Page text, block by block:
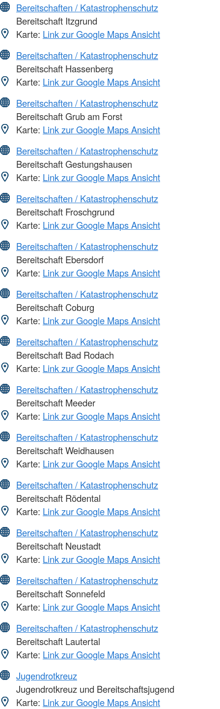
Bereitschaften / Katastrophenschutz
Bereitschaft Itzgrund
Karte: Link zur Google Maps Ansicht
Bereitschaften / Katastrophenschutz
Bereitschaft Hassenberg
Karte: Link zur Google Maps Ansicht
Bereitschaften / Katastrophenschutz
Bereitschaft Grub am Forst
Karte: Link zur Google Maps Ansicht
Bereitschaften / Katastrophenschutz
Bereitschaft Gestungshausen
Karte: Link zur Google Maps Ansicht
Bereitschaften / Katastrophenschutz
Bereitschaft Froschgrund
Karte: Link zur Google Maps Ansicht
Bereitschaften / Katastrophenschutz
Bereitschaft Ebersdorf
Karte: Link zur Google Maps Ansicht
Bereitschaften / Katastrophenschutz
Bereitschaft Coburg
Karte: Link zur Google Maps Ansicht
Bereitschaften / Katastrophenschutz
Bereitschaft Bad Rodach
Karte: Link zur Google Maps Ansicht
Bereitschaften / Katastrophenschutz
Bereitschaft Meeder
Karte: Link zur Google Maps Ansicht
Bereitschaften / Katastrophenschutz
Bereitschaft Weidhausen
Karte: Link zur Google Maps Ansicht
Bereitschaften / Katastrophenschutz
Bereitschaft Rödental
Karte: Link zur Google Maps Ansicht
Bereitschaften / Katastrophenschutz
Bereitschaft Neustadt
Karte: Link zur Google Maps Ansicht
Bereitschaften / Katastrophenschutz
Bereitschaft Sonnefeld
Karte: Link zur Google Maps Ansicht
Bereitschaften / Katastrophenschutz
Bereitschaft Lautertal
Karte: Link zur Google Maps Ansicht
Jugendrotkreuz
Jugendrotkreuz und Bereitschaftsjugend
Karte: Link zur Google Maps Ansicht